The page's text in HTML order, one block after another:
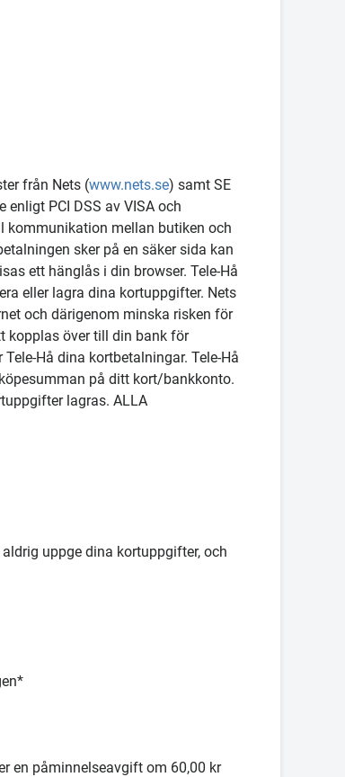
från Nets (www.nets.se) samt SE
PCI DSS av VISA och
kommunikation mellan butiken och
sker på en säker sida kan
ett hänglås i din browser. Tele-Hå
eller lagra dina kortuppgifter. Nets
och därigenom minska risken för
kopplas över till din bank för
Hå dina kortbetalningar. Tele-Hå
på ditt kort/bankkonto.
lagras. ALLA
uppge dina kortuppgifter, och
en påminnelseavgift om 60,00 kr